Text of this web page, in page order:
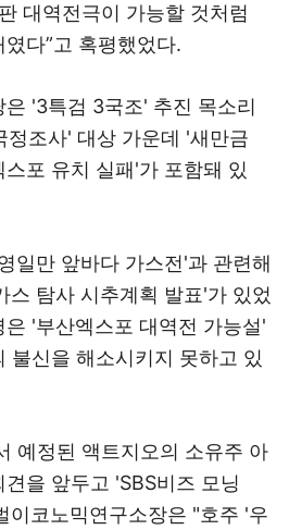
대역전극이 가능할 것처럼
다”고 혹평했었다.
'3특검 3국조' 추진 목소리
정조사' 대상 가운데 '새만금
포 유치 실패'가 포함돼 있
일만 앞바다 가스전'과 관련해
스 탐사 시추계획 발표'가 있었
은 '부산엑스포 대역전 가능설'
불신을 해소시키지 못하고 있
예정된 액트지오의 소유주 아
을 앞두고 'SBS비즈 모닝
이코노믹연구소장은 "호주 '우